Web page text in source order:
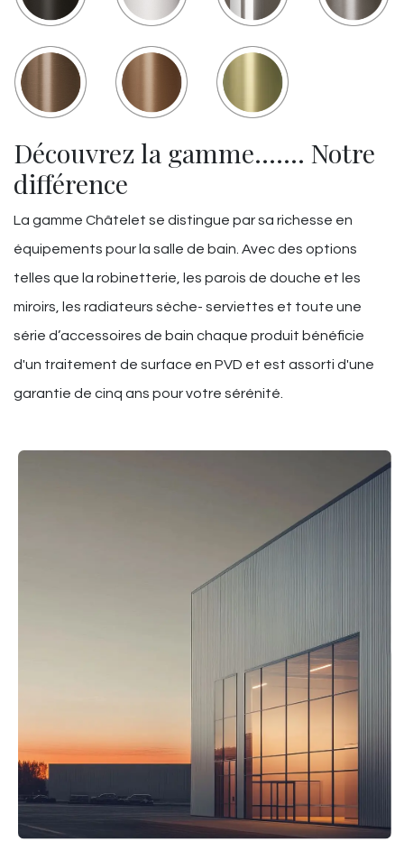
Découvrez la gamme……. Notre
différence
La gamme Châtelet se distingue par sa richesse en
équipements pour la salle de bain. Avec des options
telles que la robinetterie, les parois de douche et les
miroirs, les radiateurs sèche- serviettes et toute une
série d’accessoires de bain chaque produit bénéficie
d'un traitement de surface en PVD et est assorti d'une
garantie de cinq ans pour votre sérénité.